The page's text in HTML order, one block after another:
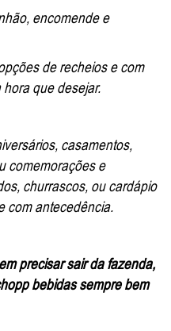
encomende e
de recheios e com
que desejar.
casamentos,
comemorações e
churrascos, ou cardápio
com antecedência.
precisar sair da fazenda,
bebidas sempre bem